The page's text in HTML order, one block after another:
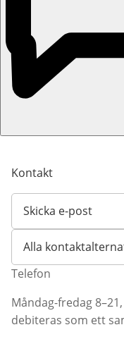
Kontakt
Skicka e-post
Öppnar e-postklient
Alla
Telefon
Måndag-fredag
debiteras som ett